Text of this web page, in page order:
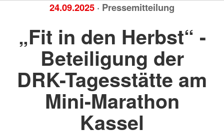
24.09.2025 · Pressemitteilung
„Fit in den Herbst“ -
Beteiligung der
DRK-Tagesstätte am
Mini-Marathon
Kassel